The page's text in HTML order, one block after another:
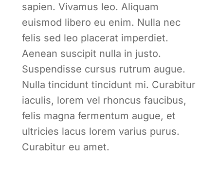
sapien. Vivamus leo. Aliquam
euismod libero eu enim. Nulla nec
felis sed leo placerat imperdiet.
Aenean suscipit nulla in justo.
Suspendisse cursus rutrum augue.
Nulla tincidunt tincidunt mi. Curabitur
iaculis, lorem vel rhoncus faucibus,
felis magna fermentum augue, et
ultricies lacus lorem varius purus.
Curabitur eu amet.